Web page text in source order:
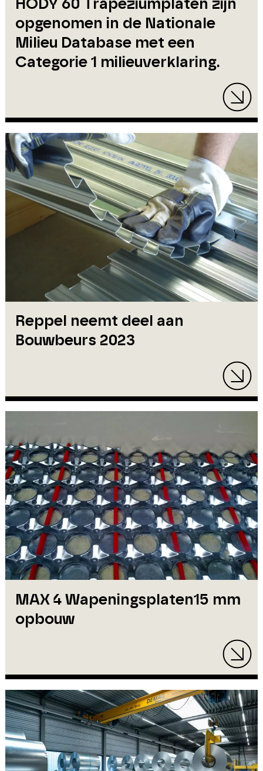
HODY 60 Trapeziumplaten zijn
opgenomen in de Nationale
Milieu Database met een
Categorie 1 milieuverklaring.
Reppel neemt deel aan
Bouwbeurs 2023
MAX 4 Wapeningsplaten15 mm
opbouw